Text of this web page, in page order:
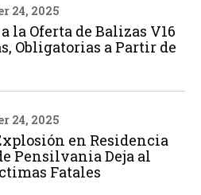
24, 2025
la Oferta de Balizas V16
Obligatorias a Partir de
24, 2025
en Residencia
Pensilvania Deja al
Fatales